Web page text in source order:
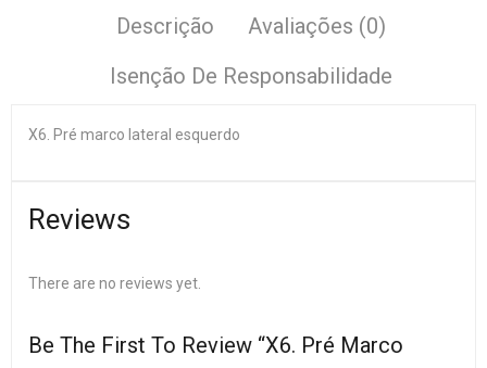
Descrição
Avaliações (0)
Isenção De Responsabilidade
X6. Pré marco lateral esquerdo
Reviews
There are no reviews yet.
Be The First To Review “X6. Pré Marco